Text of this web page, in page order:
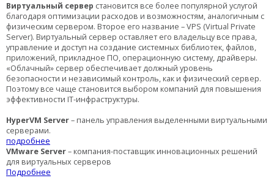
Виртуальный сервер становится все более популярной услугой
благодаря оптимизации расходов и возможностям, аналогичным с
физическим сервером. Второе его название – VPS (Virtual Private
Server). Виртуальный сервер оставляет его владельцу все права,
управление и доступ на создание системных библиотек, файлов,
приложений, прикладное ПО, операционную систему, драйверы.
«Облачный» сервер обеспечивает должный уровень
безопасности и независимый контроль, как и физический сервер.
Поэтому все чаще становится выбором компаний для повышения
эффективности IT-инфраструктуры.
HyperVM Server– панель управления выделенными виртуальными
серверами.
подробнее
VMware Server– компания-поставщик инновационных решений
для виртуальных серверов
Подробнее